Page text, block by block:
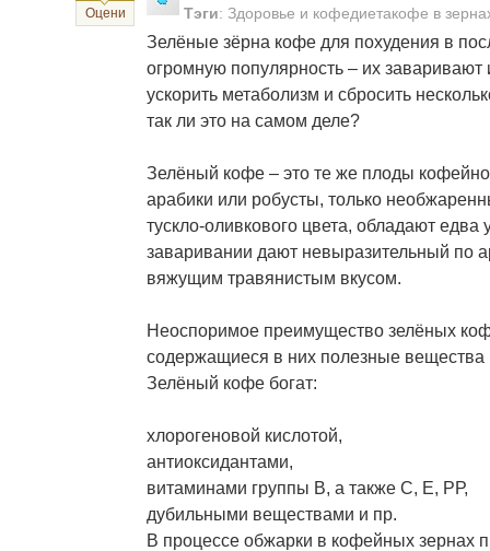
Оцени
Тэги: Здоровье и кофедиетакофе в
Зелёные зёрна кофе для похудения в
огромную популярность – их
ускорить метаболизм и сбросить
так ли это на самом деле?
Зелёный кофе – это те же плоды
арабики или робусты, только
тускло-оливкового цвета, обладают
заваривании дают невыразительный по
вяжущим травянистым вкусом.
Неоспоримое преимущество зелёных
содержащиеся в них полезные вещества
Зелёный кофе богат:
хлорогеновой кислотой,
антиоксидантами,
витаминами группы В, а также С, Е, РР,
дубильными веществами и пр.
В процессе обжарки в кофейных зернах